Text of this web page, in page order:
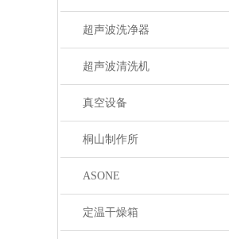
超声波洗净器
超声波清洗机
真空设备
桐山制作所
ASONE
定温干燥箱